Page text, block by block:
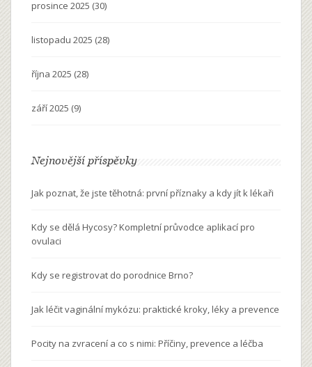
prosince 2025 (30)
listopadu 2025 (28)
října 2025 (28)
září 2025 (9)
Nejnovější příspěvky
Jak poznat, že jste těhotná: první příznaky a kdy jít k lékaři
Kdy se dělá Hycosy? Kompletní průvodce aplikací pro
ovulaci
Kdy se registrovat do porodnice Brno?
Jak léčit vaginální mykózu: praktické kroky, léky a prevence
Pocity na zvracení a co s nimi: Příčiny, prevence a léčba